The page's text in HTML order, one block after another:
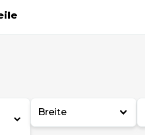
Breite